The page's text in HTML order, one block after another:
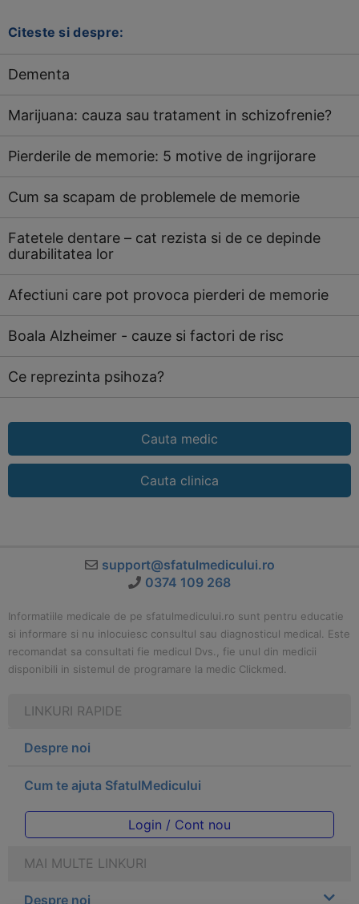
Citeste si despre:
Dementa
Marijuana: cauza sau tratament in schizofrenie?
Pierderile de memorie: 5 motive de ingrijorare
Cum sa scapam de problemele de memorie
Fatetele dentare – cat rezista si de ce depinde
durabilitatea lor
Afectiuni care pot provoca pierderi de memorie
Boala Alzheimer - cauze si factori de risc
Ce reprezinta psihoza?
Cauta medic
Cauta clinica
support@sfatulmedicului.ro
0374 109 268
Informatiile medicale de pe sfatulmedicului.ro sunt pentru educatie
si informare si nu inlocuiesc consultul sau diagnosticul medical. Este
recomandat sa consultati fie medicul Dvs., fie unul din medicii
disponibili in sistemul de programare la medic Clickmed.
LINKURI RAPIDE
Despre noi
Cum te ajuta SfatulMedicului
Login / Cont nou
MAI MULTE LINKURI
Despre noi